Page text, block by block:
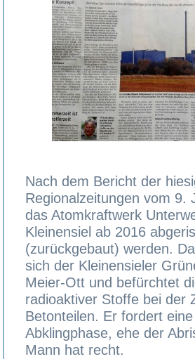
Nach dem Bericht der
Regionalzeitungen vom 9.
das Atomkraftwerk
Kleinensiel ab 2016
(zurückgebaut) werden.
sich der Kleinensieler
Meier-Ott und befürchtet
radioaktiver Stoffe bei der
Betonteilen. Er fordert
Abklingphase, ehe der
Mann hat recht.